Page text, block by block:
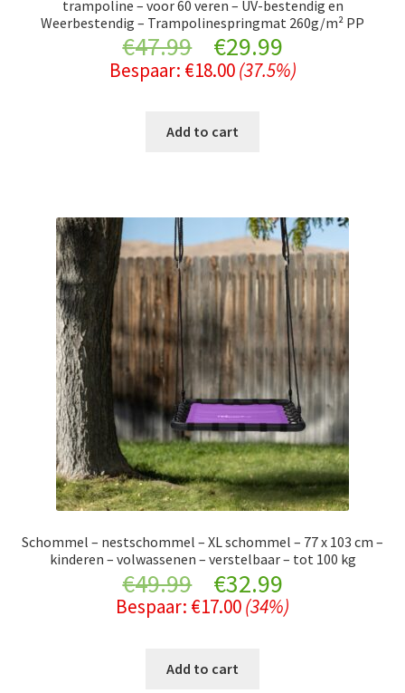
trampoline – voor 60 veren – UV-bestendig en
Weerbestendig – Trampolinespringmat 260g/m² PP
€47.99
Original
price
was:
€29.99Current
price
Bespaar: €18.00 (37.5%)
Add to cart
Schommel – nestschommel – XL schommel – 77 x 103 cm –
kinderen – volwassenen – verstelbaar – tot 100 kg
€49.99
Original
price
was:
€32.99Current
price
Bespaar: €17.00(34%)
Add to cart